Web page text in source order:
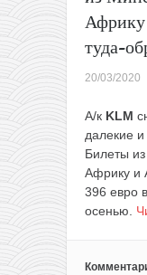
Африку
туда-
20/03/2020
А/к KLM
далекие и
Билеты
Африку и
396 евро
осенью.